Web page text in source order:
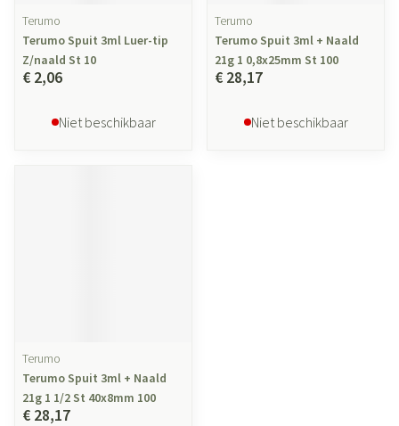
Terumo
Terumo Spuit 3ml Luer-tip
Z/naald St 10
€ 2,06
Niet beschikbaar
Terumo
Terumo Spuit 3ml + Naald
21g 1 0,8x25mm St 100
€ 28,17
Niet beschikbaar
Terumo
Terumo Spuit 3ml + Naald
21g 1 1/2 St 40x8mm 100
€ 28,17